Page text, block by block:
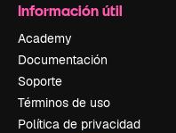
Información útil
Academy
Documentación
Soporte
Términos de uso
Política de privacidad